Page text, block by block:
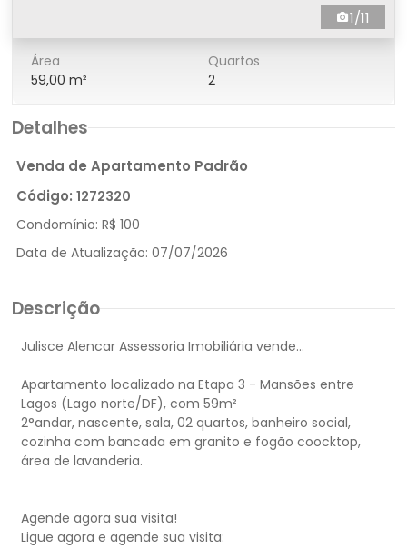
1/11
Área
59,00 m²
Quartos
2
Detalhes
Venda de Apartamento Padrão
Código: 1272320
Condomínio: R$ 100
Data de Atualização: 07/07/2026
Descrição
Julisce Alencar Assessoria Imobiliária vende...
Apartamento localizado na Etapa 3 - Mansões entre
Lagos (Lago norte/DF), com 59m²
2°andar, nascente, sala, 02 quartos, banheiro social,
cozinha com bancada em granito e fogão coocktop,
área de lavanderia.
Agende agora sua visita!
Ligue agora e agende sua visita: